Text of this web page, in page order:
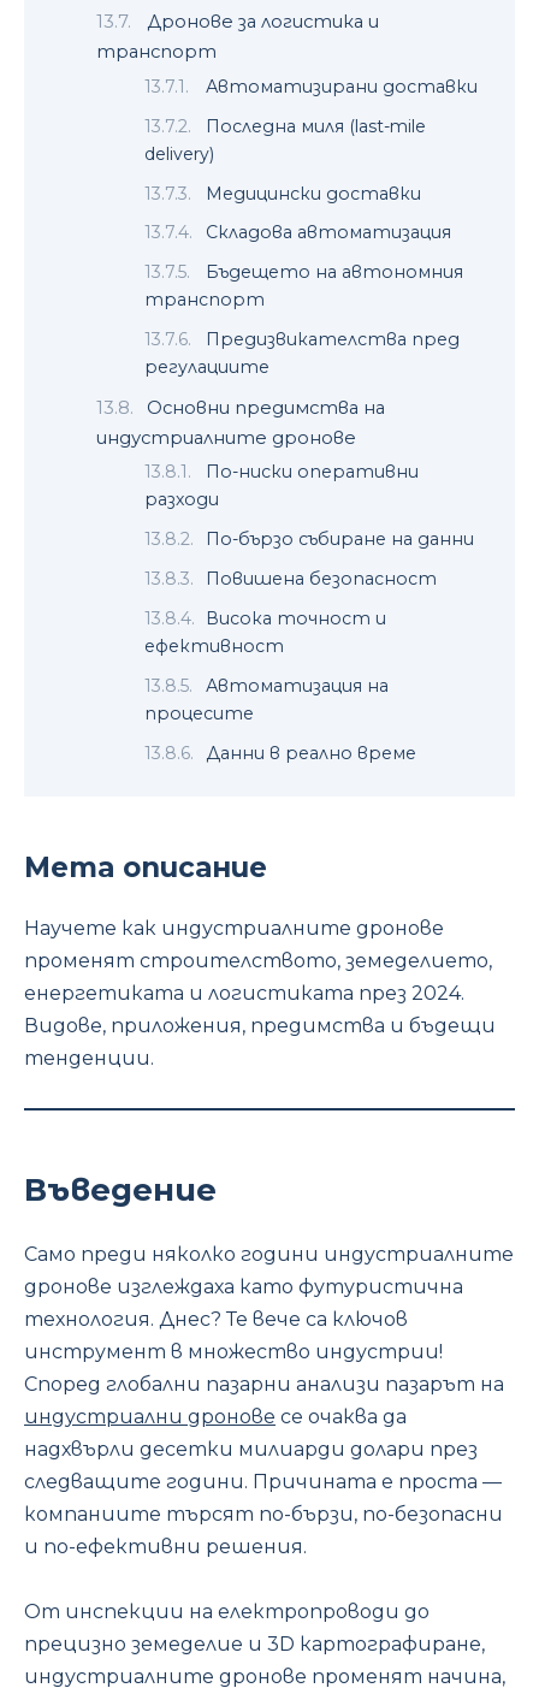
Дронове за логистика и
транспорт
Автоматизирани доставки
Последна миля (last-mile
delivery)
Медицински доставки
Складова автоматизация
Бъдещето на автономния
транспорт
Предизвикателства пред
регулациите
Основни предимства на
индустриалните дронове
По-ниски оперативни
разходи
По-бързо събиране на данни
Повишена безопасност
Висока точност и
ефективност
Автоматизация на
процесите
Данни в реално време
Мета описание
Научете как индустриалните дронове
променят строителството, земеделието,
енергетиката и логистиката през 2024.
Видове, приложения, предимства и бъдещи
тенденции.
Въведение
Само преди няколко години индустриалните
дронове изглеждаха като футуристична
технология. Днес? Те вече са ключов
инструмент в множество индустрии!
Според глобални пазарни анализи пазарът на
индустриални дронове се очаква да
надхвърли десетки милиарди долари през
следващите години. Причината е проста —
компаниите търсят по-бързи, по-безопасни
и по-ефективни решения.
От инспекции на електропроводи до
прецизно земеделие и 3D картографиране,
индустриалните дронове променят начина,